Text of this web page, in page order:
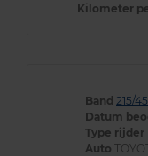
Kilometer
Band 215/
Datum
Type rijder
Auto